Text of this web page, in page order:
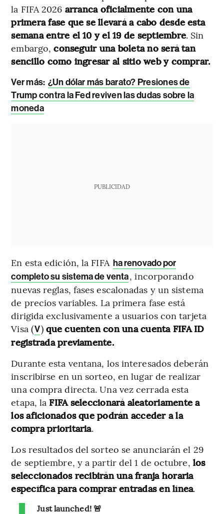
la FIFA 2026 arranca oficialmente con una
primera fase que se llevará a cabo desde esta
semana entre el 10 y el 19 de septiembre. Sin
embargo,conseguir una boleta no será tan
sencillo como ingresar al sitio web y comprar.
Ver más: ¿Un dólar más barato? Presiones de
Trump contra la Fed reviven las dudas sobre la
moneda
PUBLICIDAD
En esta edición, la FIFA ha renovado por
completo su sistema de venta, incorporando
nuevas reglas, fases escalonadas y un sistema
de precios variables. La primera fase está
dirigida exclusivamente a usuarios con tarjeta
Visa (V)que cuenten con una cuenta FIFA ID
registrada previamente.
Durante esta ventana, los interesados deberán
inscribirse en un sorteo, en lugar de realizar
una compra directa. Una vez cerrada esta
etapa, la FIFA seleccionará aleatoriamente a
los aficionados que podrán acceder a la
compra prioritaria.
Los resultados del sorteo se anunciarán el 29
de septiembre, y a partir del 1 de octubre, los
seleccionados recibirán una franja horaria
específica para comprar entradas en línea.
Just launched! 🚨